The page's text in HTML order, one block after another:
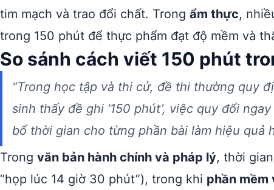
tim mạch và trao đổi chất. Trong ẩm thực,
trong 150 phút để thực phẩm đạt độ mềm và
So sánh cách viết 150 phút
“Trong học tập và thi cử, đề thi thường quy
sinh thấy đề ghi ‘150 phút’, việc quy đổi
bổ thời gian cho từng phần bài làm hiệu quả
Trong văn bản hành chính và pháp lý, thời
“họp lúc 14 giờ 30 phút”), trong khi phần mềm